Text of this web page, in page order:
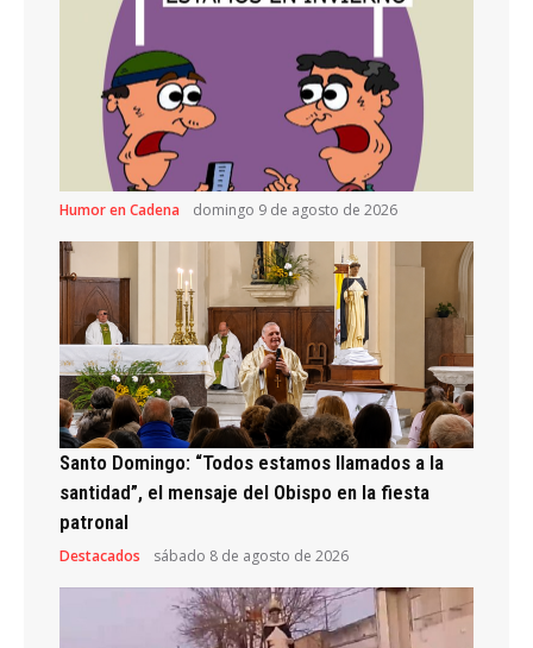
Humor en Cadena domingo 9 de agosto de 2026
Santo Domingo: “Todos estamos llamados a la
santidad”, el mensaje del Obispo en la fiesta
patronal
Destacados sábado 8 de agosto de 2026